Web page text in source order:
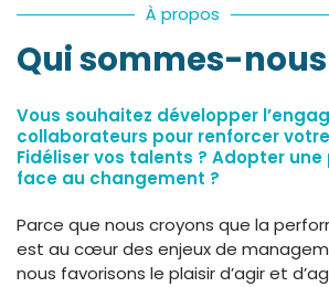
À propos
Qui sommes-nous
Vous souhaitez développer
collaborateurs pour renforcer
Fidéliser vos talents ? Adopter
face au changement ?
Parce que nous croyons que la
est au cœur des enjeux de
nous favorisons le plaisir d’agir et